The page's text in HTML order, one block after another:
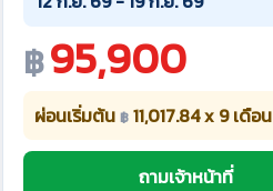
฿95,900
ผ่อนเริ่มต้น ฿ 11,017.84 x 9 เดือน
ถามเจ้าหน้าที่